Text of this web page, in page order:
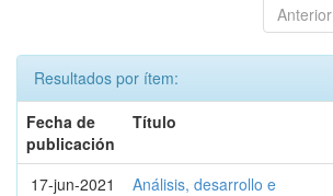
Anterior
Resultados por ítem:
Fecha de
publicación
Título
17-jun-2021
Análisis, desarrollo e